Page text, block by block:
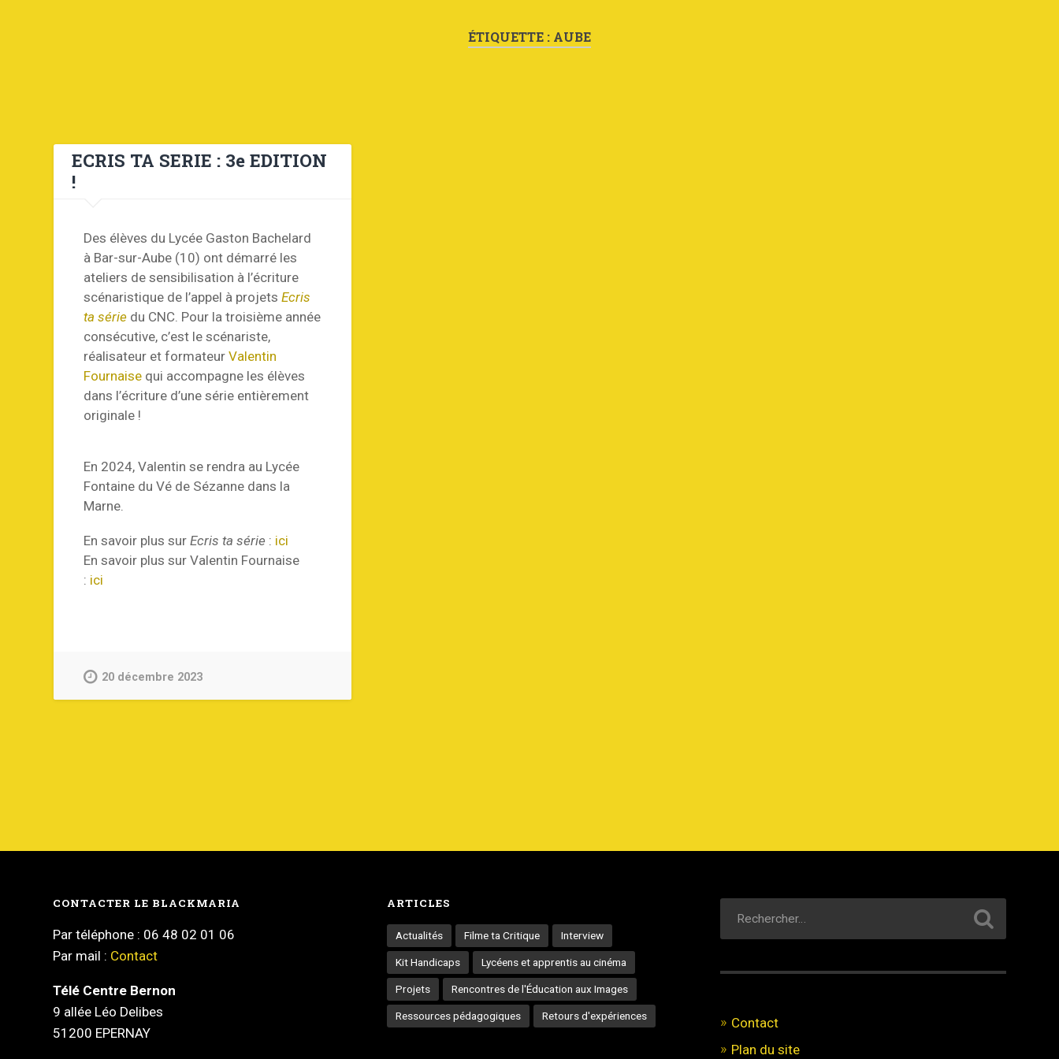
ÉTIQUETTE : AUBE
ECRIS TA SERIE : 3e EDITION
!
Des élèves du Lycée Gaston Bachelard
à Bar-sur-Aube (10) ont démarré les
ateliers de sensibilisation à l’écriture
scénaristique de l’appel à projetsEcris
ta série du CNC. Pour la troisième année
consécutive, c’est le scénariste,
réalisateur et formateurValentin
Fournaise qui accompagne les élèves
dans l’écriture d’une série entièrement
originale !
En 2024, Valentin se rendra au Lycée
Fontaine du Vé de Sézanne dans la
Marne.
En savoir plus surEcris ta série : ici
En savoir plus sur Valentin Fournaise
: ici
20 décembre 2023
CONTACTER LE BLACKMARIA
Par téléphone : 06 48 02 01 06
Par mail : Contact
Télé Centre Bernon
9 allée Léo Delibes
51200 EPERNAY
ARTICLES
Actualités Filme ta Critique Interview
Kit Handicaps Lycéens et apprentis au cinéma
Projets Rencontres de l'Éducation aux Images
Ressources pédagogiques Retours d'expériences
Contact
Plan du site